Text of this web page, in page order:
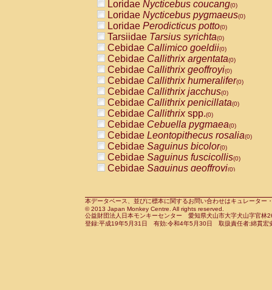
AtelidaeLagothrix lagothricha cana
PitheciidaeCacajao calvus
PitheciidaeCallicebus cupreus
PitheciidaeCallicebus donacophilus
PitheciidaeCallicebus moloch
PitheciidaeCallicebus torquatus
PitheciidaeCallicebusspp.(0)
PitheciidaeChiropotes satanas(0)
PitheciidaePithecia monachus
PitheciidaePithecia pithecia(0)
CercopithecidaeCercocebus agilis
CercopithecidaeCercocebus
CercopithecidaeCercocebus
CercopithecidaeCercocebus
CercopithecidaeCercocebus
CercopithecidaeCercocebushybrid
CercopithecidaePapio anubis(0)
CercopithecidaePapio cynocephalus
CercopithecidaePapio hamadryas(0)
Loridae Nycticebus coucang(0)
Loridae Nycticebus pygmaeus(0)
Loridae Perodicticus potto(0)
Tarsiidae Tarsius syrichta(0)
Cebidae Callimico goeldii(0)
Cebidae Callithrix argentata(0)
Cebidae Callithrix geoffroyi(0)
Cebidae Callithrix humeralifer(0)
Cebidae Callithrix jacchus(0)
Cebidae Callithrix penicillata(0)
Cebidae Callithrixspp.(0)
Cebidae Cebuella pygmaea(0)
Cebidae Leontopithecus rosalia(0)
Cebidae Saguinus bicolor(0)
Cebidae Saguinus fuscicollis(0)
Cebidae Saguinus geoffroyi(0)
CebidaeSaguinus leucopus(0)
CebidaeSaguinus midas(0)
Cebidae Saguinus mystax(0)
本データベース、並びに標本に関するお問い合わせはキュレータ
© 2013 Japan Monkey Centre. All rights reserved.
公益財団法人日本モンキーセンター 愛知県犬山市大字犬山字官
登録:平成19年5月31日 有効:令和4年5月30日 取扱責任者:綿貫宏